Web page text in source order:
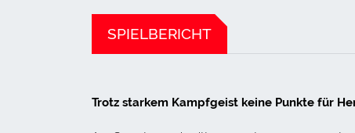
SPIELBERICHT
Trotz starkem Kampfgeist keine Punkte für